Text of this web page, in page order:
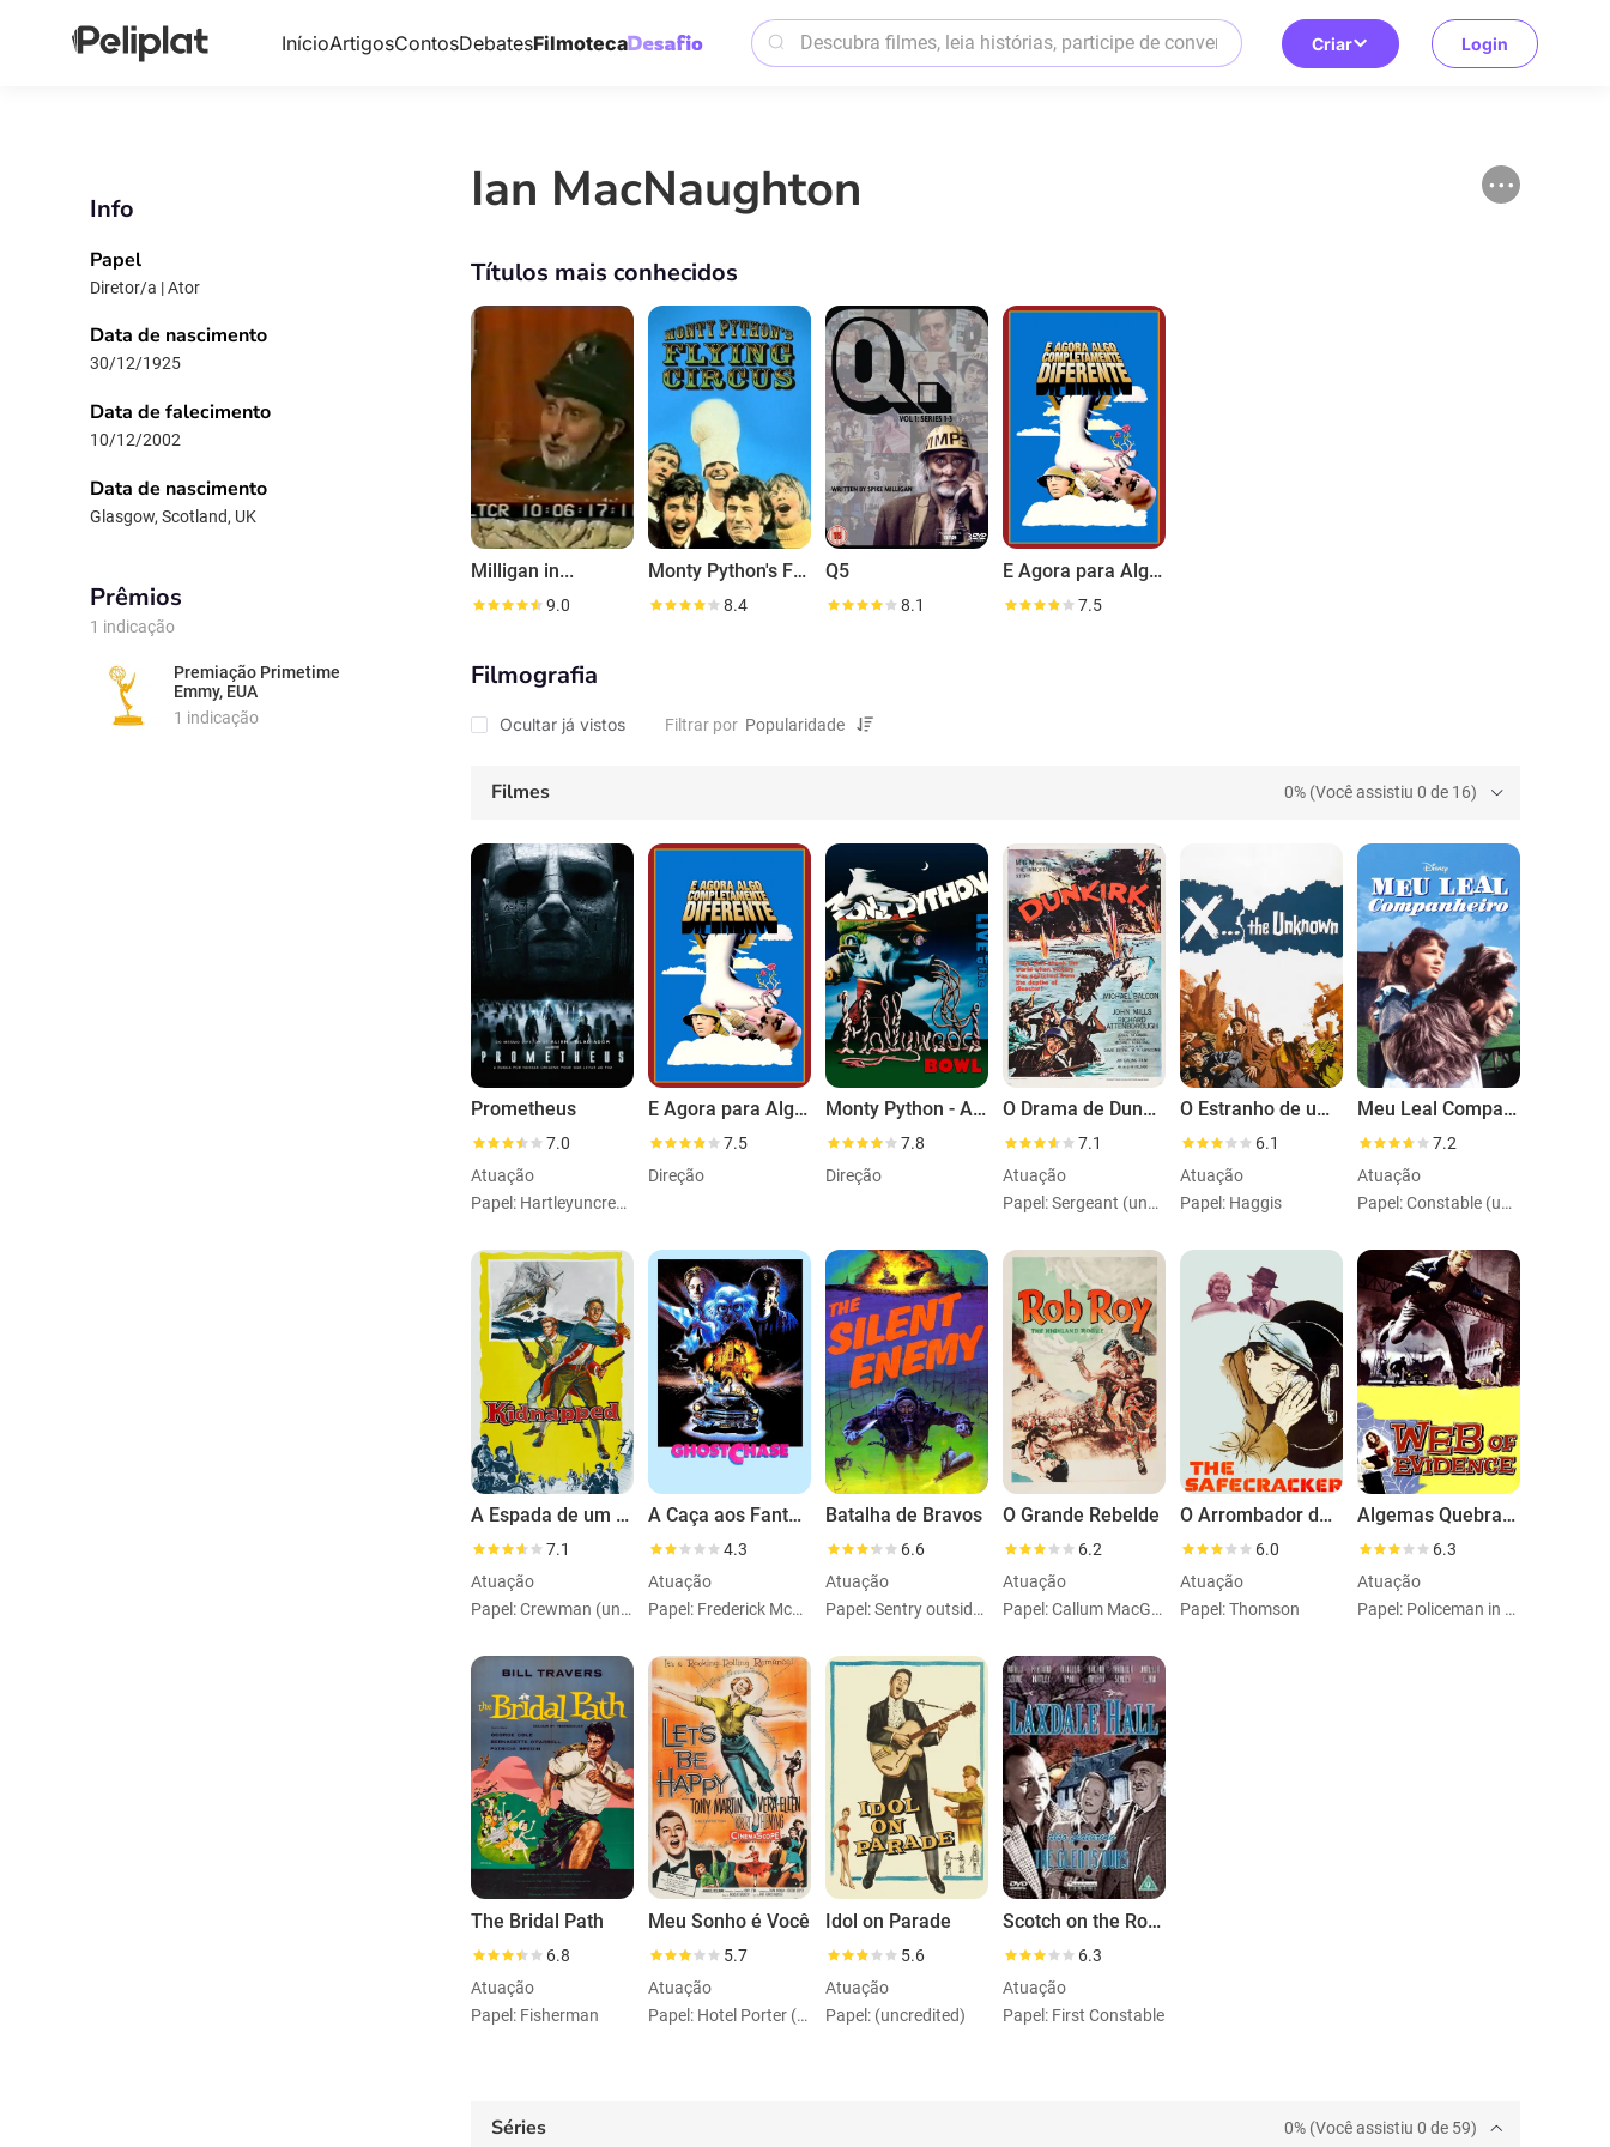
InícioArtigosContosDebatesFilmoteca Criar Login
Info
Papel
Diretor/a | Ator
Data de nascimento
30/12/1925
Data de falecimento
10/12/2002
Data de nascimento
Glasgow, Scotland, UK
Prêmios
1 indicação
Premiação Primetime
Emmy, EUA
1 indicação
Ian MacNaughton
Títulos mais conhecidos
Milligan in...
9.0
Monty Python's Flying Circus
8.4
Q5
8.1
E Agora para Algo Completamente Diferente
7.5
Filmografia
Ocultar já vistos Filtrar por
Filmes 0% (Você assistiu 0 de 16)
Prometheus
7.0
Atuação
Papel: Hartleyuncredited,archiveFootage
E Agora para Algo Completamente Diferente
7.5
Direção
Monty Python - Ao Vivo no Hollywood Bowl
7.8
Direção
O Drama de Dunquerque
7.1
Atuação
Papel: Sergeant (uncredited)
O Estranho de um Mundo Perdido
6.1
Atuação
Papel: Haggis
Meu Leal Companheiro
7.2
Atuação
Papel: Constable (uncredited)
A Espada de um Bravo
7.1
Atuação
Papel: Crewman (uncredited)
A Caça aos Fantasmas
4.3
Atuação
Papel: Frederick McCloud
Batalha de Bravos
6.6
Atuação
Papel: Sentry outside Admiral's Office
O Grande Rebelde
6.2
Atuação
Papel: Callum MacGregor
O Arrombador de Cofres
6.0
Atuação
Papel: Thomson
Algemas Quebradas
6.3
Atuação
Papel: Policeman in Courtroom (uncredited)
The Bridal Path
6.8
Atuação
Papel: Fisherman
Meu Sonho é Você
5.7
Atuação
Papel: Hotel Porter (uncredited)
Idol on Parade
5.6
Atuação
Papel: (uncredited)
Scotch on the Rocks
6.3
Atuação
Papel: First Constable
Séries 0% (Você assistiu 0 de 59)